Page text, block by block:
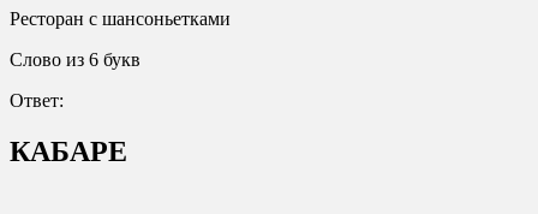
Ресторан с шансоньетками
Слово из 6 букв
Ответ:
КАБАРЕ